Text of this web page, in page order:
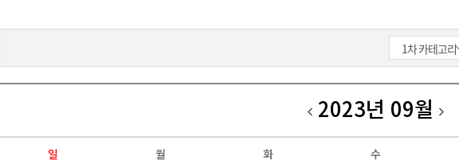
2023년 09월
일 월 화 수